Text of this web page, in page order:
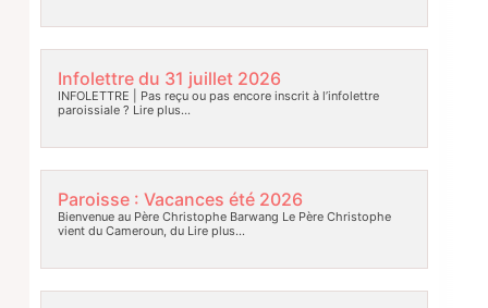
Infolettre du 31 juillet 2026
INFOLETTRE | Pas reçu ou pas encore inscrit à l’infolettre
paroissiale ? Lire plus…
Paroisse : Vacances été 2026
Bienvenue au Père Christophe Barwang Le Père Christophe
vient du Cameroun, duLire plus…